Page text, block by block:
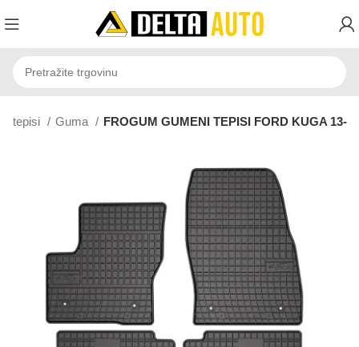
tepisi Guma FROGUM GUMENI TEPISI FORD KUGA 13-